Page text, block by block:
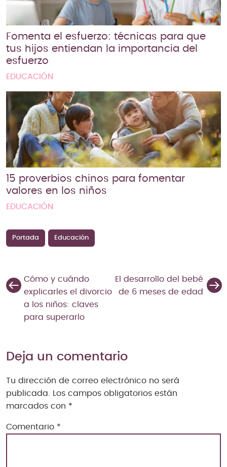
Fomenta el esfuerzo: técnicas para que
tus hijos entiendan la importancia del
esfuerzo
EDUCACIÓN
15 proverbios chinos para fomentar
valores en los niños
EDUCACIÓN
Portada Educación
Cómo y cuándo
explicarles el divorcio
a los niños: claves
para superarlo
El desarrollo del bebé
de 6 meses de edad
Deja un comentario
Tu dirección de correo electrónico no será
publicada.
Los campos obligatorios están
marcados con *
Comentario *